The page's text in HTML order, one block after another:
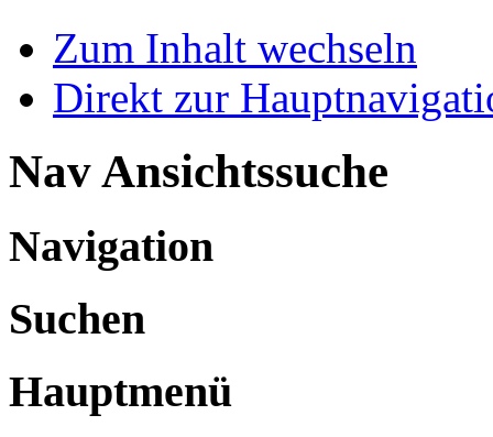
Zum Inhalt wechseln
Direkt zur
Nav Ansichtssuche
Navigation
Suchen
Hauptmenü